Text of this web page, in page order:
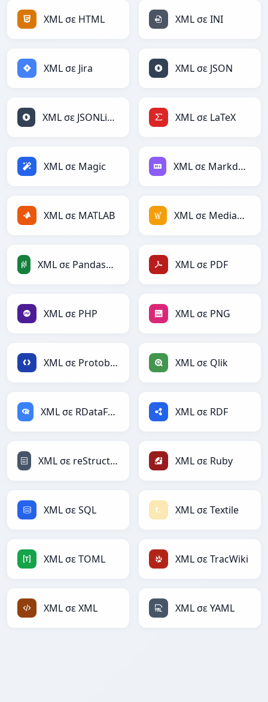
XML σε HTML XML σε INI
XML σε Jira XML σε JSON
XML σε JSONLines XML σε LaTeX
XML σε Magic XML σε Markdown
XML σε MATLAB XML σε MediaWiki
XML σε PandasDataFrame XML σε PDF
XML σε PHP XML σε PNG
XML σε Protobuf XML σε Qlik
XML σε RDataFrame XML σε RDF
XML σε reStructuredText XML σε Ruby
XML σε SQL XML σε Textile
XML σε TOML XML σε TracWiki
XML σε XML XML σε YAML